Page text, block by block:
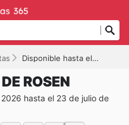
Disponible hasta el 23/07/2026
ROSEN
hasta el 23 de julio de